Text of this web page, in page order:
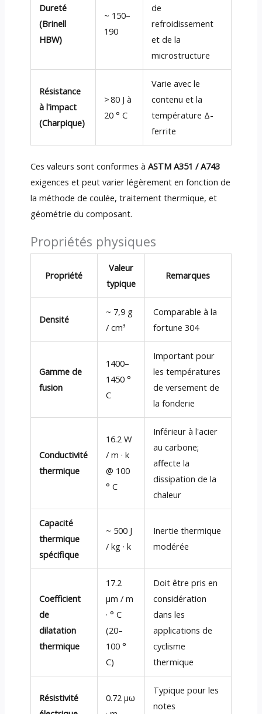
Dureté
(Brinell
HBW)
~ 150–
190
de
refroidissement
et de la
microstructure
Résistance
à l'impact
(Charpique)
> 80 J à
20 ° C
Varie avec le
contenu et la
température Δ-
ferrite
Ces valeurs sont conformes à ASTM A351 / A743
exigences et peut varier légèrement en fonction de
la méthode de coulée, traitement thermique, et
géométrie du composant.
Propriétés physiques
Propriété
Valeur
typique
Remarques
Densité
~ 7,9 g
/ cm³
Comparable à la
fortune 304
Gamme de
fusion
1400–
1450 °
C
Important pour
les températures
de versement de
la fonderie
Conductivité
thermique
16.2 W
/ m · k
@ 100
° C
Inférieur à l'acier
au carbone;
affecte la
dissipation de la
chaleur
Capacité
thermique
spécifique
~ 500 J
/ kg · k
Inertie thermique
modérée
Coefficient
de
dilatation
thermique
17.2
µm / m
· ° C
(20–
100 °
C)
Doit être pris en
considération
dans les
applications de
cyclisme
thermique
Résistivité
0.72 µω
Typique pour les
notes